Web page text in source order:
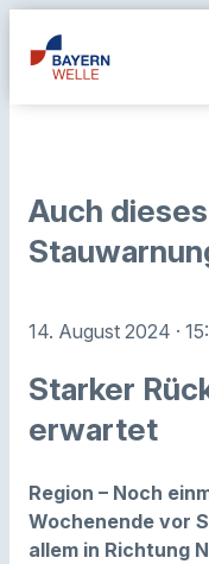
Auch
14. August 2024 ·
Starker
erwartet
Region – Noch
Wochenende vor
allem in Richtung